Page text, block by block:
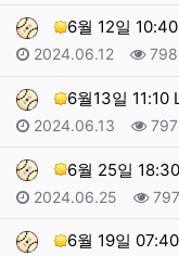
6월 12일
작성일
2024.06.12 조회
6월13일 11:10
작성일
2024.06.13 조회
6월 25일
작성일
2024.06.25 조
6월 19일